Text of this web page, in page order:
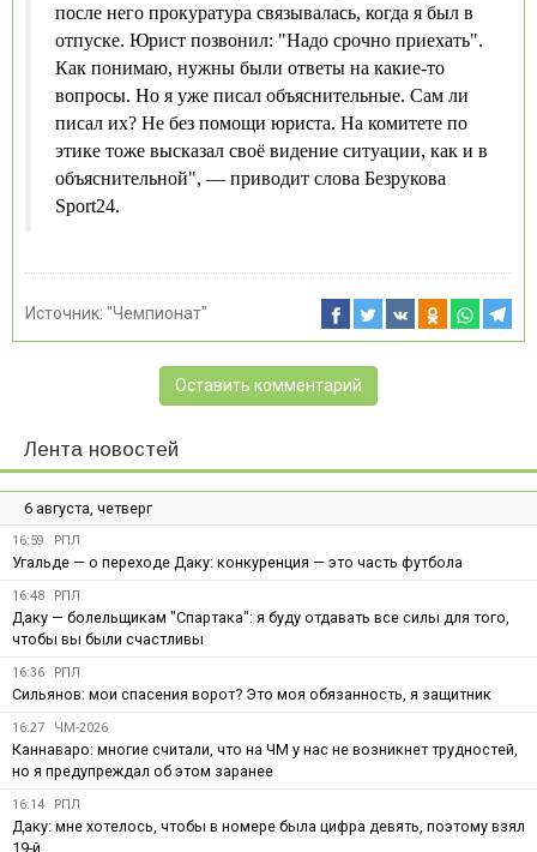
после него прокуратура связывалась, когда я был в
отпуске. Юрист позвонил: "Надо срочно приехать".
Как понимаю, нужны были ответы на какие-то
вопросы. Но я уже писал объяснительные. Сам ли
писал их? Не без помощи юриста. На комитете по
этике тоже высказал своё видение ситуации, как и в
объяснительной", — приводит слова Безрукова
Sport24.
Источник: "Чемпионат"
Оставить комментарий
Лента новостей
6 августа, четверг
16:59 РПЛ
Угальде — о переходе Даку: конкуренция — это часть футбола
16:48 РПЛ
Даку — болельщикам "Спартака": я буду отдавать все силы для того,
чтобы вы были счастливы
16:36 РПЛ
Сильянов: мои спасения ворот? Это моя обязанность, я защитник
16:27 ЧМ-2026
Каннаваро: многие считали, что на ЧМ у нас не возникнет трудностей,
но я предупреждал об этом заранее
16:14 РПЛ
Даку: мне хотелось, чтобы в номере была цифра девять, поэтому взял
19-й